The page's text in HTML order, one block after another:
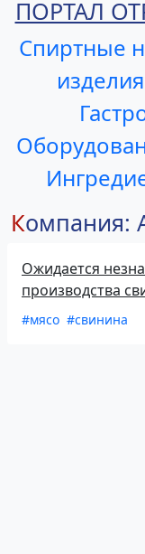
ПОРТАЛ
Спиртные
Компания:
Ожидается
производства
#мясо #свинина